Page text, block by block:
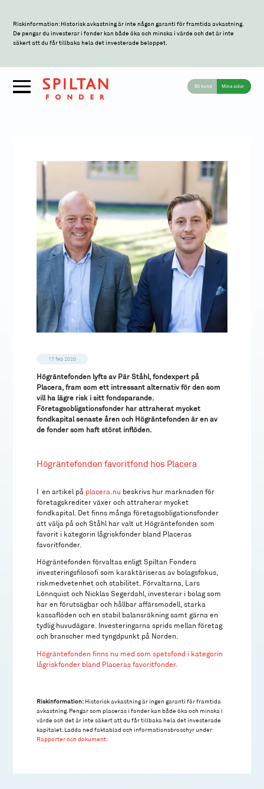
Riskinformation: Historisk avkastning är inte någon garanti för framtida avkastning.
De pengar du investerar i fonder kan både öka och minska i värde och det är inte
säkert att du får tillbaka hela det investerade beloppet.
Bli kund Mina sidor
17 feb 2020
Högräntefonden lyfts av Pär Ståhl, fondexpert på
Placera, fram som ett intressant alternativ för den som
vill ha lägre risk i sitt fondsparande.
Företagsobligationsfonder har attraherat mycket
fondkapital senaste åren och Högräntefonden är en av
de fonder som haft störst inflöden.
Högräntefonden favoritfond hos Placera
I en artikel på placera.nu beskrivs hur marknaden för
företagskrediter växer och attraherar mycket
fondkapital. Det finns många företagsobligationsfonder
att välja på och Ståhl har valt ut Högräntefonden som
favorit i kategorin lågriskfonder bland Placeras
favoritfonder.
Högräntefonden förvaltas enligt Spiltan Fonders
investeringsfilosofi som karaktäriseras av bolagsfokus,
riskmedvetenhet och stabilitet. Förvaltarna, Lars
Lönnquist och Nicklas Segerdahl, investerar i bolag som
har en förutsägbar och hållbar affärsmodell, starka
kassaflöden och en stabil balansräkning samt gärna en
tydlig huvudägare. Investeringarna sprids mellan företag
och branscher med tyngdpunkt på Norden.
Högräntefonden finns nu med som spetsfond i kategorin
lågriskfonder bland Placeras favoritfonder.
Riskinformation: Historisk avkastning är ingen garanti för framtida
avkastning. Pengar som placeras i fonder kan både öka och minska i
värde och det är inte säkert att du får tillbaka hela det investerade
kapitalet. Ladda ned faktablad och informationsbroschyr under
Rapporter och dokument